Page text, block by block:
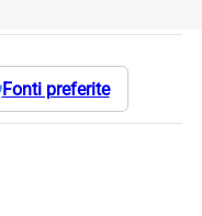
Fonti preferite